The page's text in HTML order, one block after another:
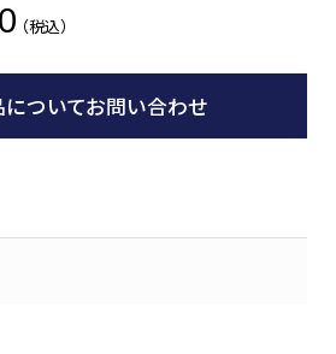
（税込）
についてお問い合わせ